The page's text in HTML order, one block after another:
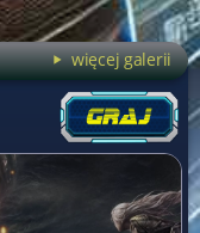
więcej galerii